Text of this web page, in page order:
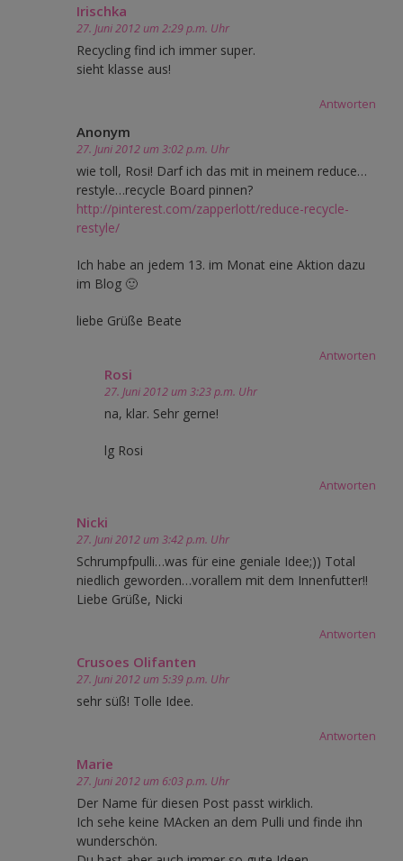
Irischka
27. Juni 2012 um 2:29 p.m. Uhr
Recycling find ich immer super.
sieht klasse aus!
Antworten
Anonym
27. Juni 2012 um 3:02 p.m. Uhr
wie toll, Rosi! Darf ich das mit in meinem reduce…
restyle…recycle Board pinnen?
http://pinterest.com/zapperlott/reduce-recycle-
restyle/
Ich habe an jedem 13. im Monat eine Aktion dazu
im Blog 🙂
liebe Grüße Beate
Antworten
Rosi
27. Juni 2012 um 3:23 p.m. Uhr
na, klar. Sehr gerne!
lg Rosi
Antworten
Nicki
27. Juni 2012 um 3:42 p.m. Uhr
Schrumpfpulli…was für eine geniale Idee;)) Total
niedlich geworden…vorallem mit dem Innenfutter!!
Liebe Grüße, Nicki
Antworten
Crusoes Olifanten
27. Juni 2012 um 5:39 p.m. Uhr
sehr süß! Tolle Idee.
Antworten
Marie
27. Juni 2012 um 6:03 p.m. Uhr
Der Name für diesen Post passt wirklich.
Ich sehe keine MAcken an dem Pulli und finde ihn
wunderschön.